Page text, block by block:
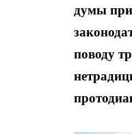
думы
поводу